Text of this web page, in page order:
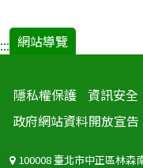
::: 網站導覽
隱私權保護 資訊安全
政府網站資料開放宣告
100008 臺北市中正區林森